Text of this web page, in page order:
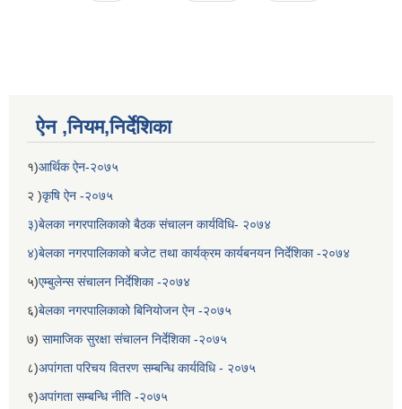
ऐन ,नियम,निर्देशिका
१)आर्थिक ऐन-२०७५
२ )कृषि ऐन -२०७५
३)बेलका नगरपालिकाको बैठक संचालन कार्यविधि- २०७४
४)बेलका नगरपालिकाको बजेट तथा कार्यक्रम कार्यबनयन निर्देशिका -२०७४
५)एम्बुलेन्स संचालन निर्देशिका -२०७४
६)बेलका नगरपालिकाको बिनियोजन ऐन -२०७५
७) सामाजिक सुरक्षा संचालन निर्देशिका -२०७५
८)अपांगता परिचय वितरण सम्बन्धि कार्यविधि - २०७५
९)अपांगता सम्बन्धि नीति -२०७५